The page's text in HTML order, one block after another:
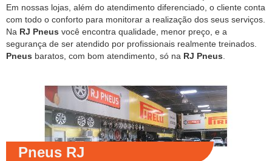
Em nossas lojas, além do atendimento diferenciado, o cliente conta
com todo o conforto para monitorar a realização dos seus serviços.
Na RJ Pneus você encontra qualidade, menor preço, e a
segurança de ser atendido por profissionais realmente treinados.
Pneus baratos, com bom atendimento, só na RJ Pneus
Pneus RJ